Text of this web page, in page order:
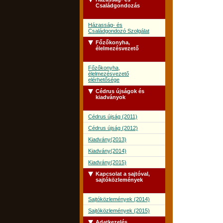
Családgondozás
Házasság- és
Családgondozó Szolgálat
Főzőkonyha,
élelmezésvezető
Főzőkonyha,
élelmezésvezető
elérhetősége
Cédrus újságok és
kiadványok
Cédrus újság (2011)
Cédrus újság (2012)
Kiadvány(2013)
Kiadvány(2014)
Kiadvány(2015)
Kapcsolat a sajtóval,
sajtóközlemények
Sajtóközlemények (2014)
Sajtóközlemények (2015)